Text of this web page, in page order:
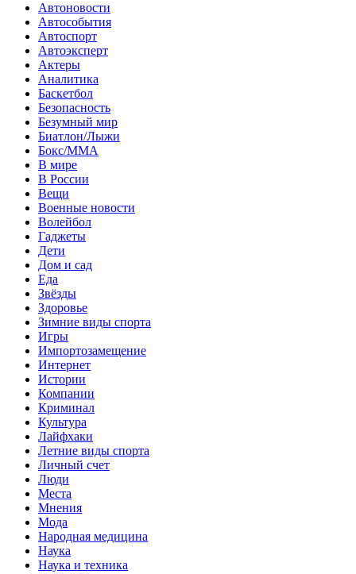
Автоновости
Автособытия
Автоспорт
Автоэксперт
Актеры
Аналитика
Баскетбол
Безопасность
Безумный мир
Биатлон/Лыжи
Бокс/MMA
В мире
В России
Вещи
Военные новости
Волейбол
Гаджеты
Дети
Дом и сад
Еда
Звёзды
Здоровье
Зимние виды спорта
Игры
Импортозамещение
Интернет
Истории
Компании
Криминал
Культура
Лайфхаки
Летние виды спорта
Личный счет
Люди
Места
Мнения
Мода
Народная медицина
Наука
Наука и техника